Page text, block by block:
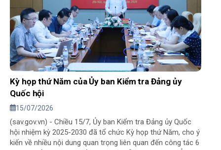
Kỳ họp thứ Năm của Ủy ban Kiểm tra Đảng ủy
Quốc hội
15/07/2026
(sav.gov.vn) - Chiều 15/7, Ủy ban Kiểm tra Đảng ủy Quốc
hội nhiệm kỳ 2025-2030 đã tổ chức Kỳ họp thứ Năm, cho ý
kiến về nhiều nội dung quan trọng liên quan đến công tác 6